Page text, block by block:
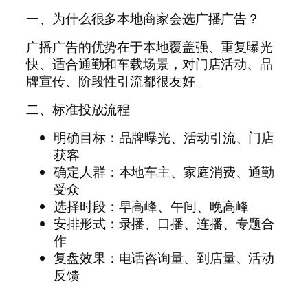
一、为什么很多本地商家会选广播广告？
广播广告的优势在于本地覆盖强、重复曝光
快、适合通勤和车载场景，对门店活动、品
牌宣传、阶段性引流都很友好。
二、标准投放流程
明确目标：品牌曝光、活动引流、门店
获客
确定人群：本地车主、家庭消费、通勤
受众
选择时段：早高峰、午间、晚高峰
安排形式：录播、口播、连播、专题合
作
复盘效果：电话咨询量、到店量、活动
反馈